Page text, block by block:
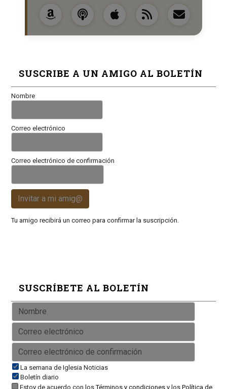
SUSCRIBE A UN AMIGO AL BOLETÍN
Nombre
Correo electrónico
Correo electrónico de confirmación
Invitar a mi amig@
Tu amigo recibirá un correo para confirmar la suscripción.
SUSCRÍBETE AL BOLETÍN
La semana de Iglesia Noticias
Boletín diario
Estoy de acuerdo con losTérminos y condicionesy los Política de